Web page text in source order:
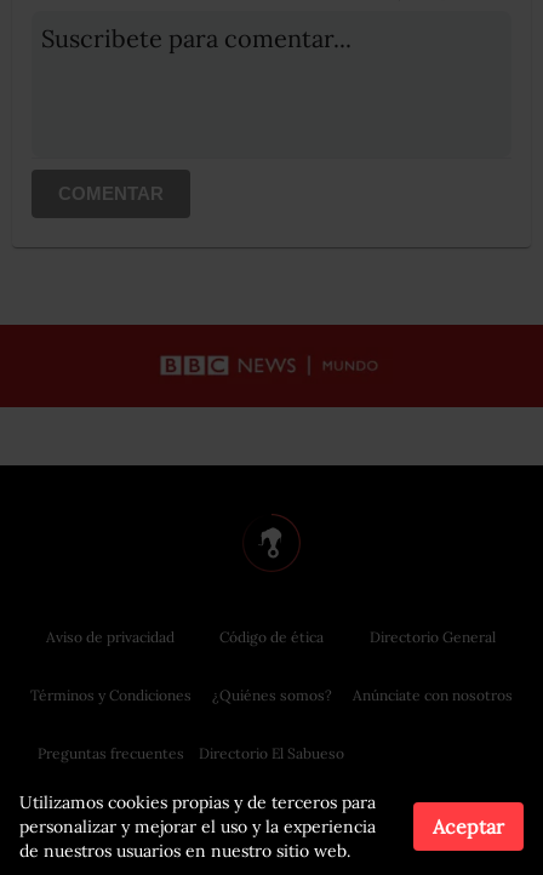
Suscribete para comentar...
COMENTAR
Utilizamos cookies propias y de terceros para
personalizar y mejorar el uso y la experiencia
de nuestros usuarios en nuestro sitio web.
Aceptar
Aviso de privacidad
Términos y Condiciones
Preguntas frecuentes
Código de ética
¿Quiénes somos?
Directorio El Sabueso
Directorio General
Anúnciate con nosotros